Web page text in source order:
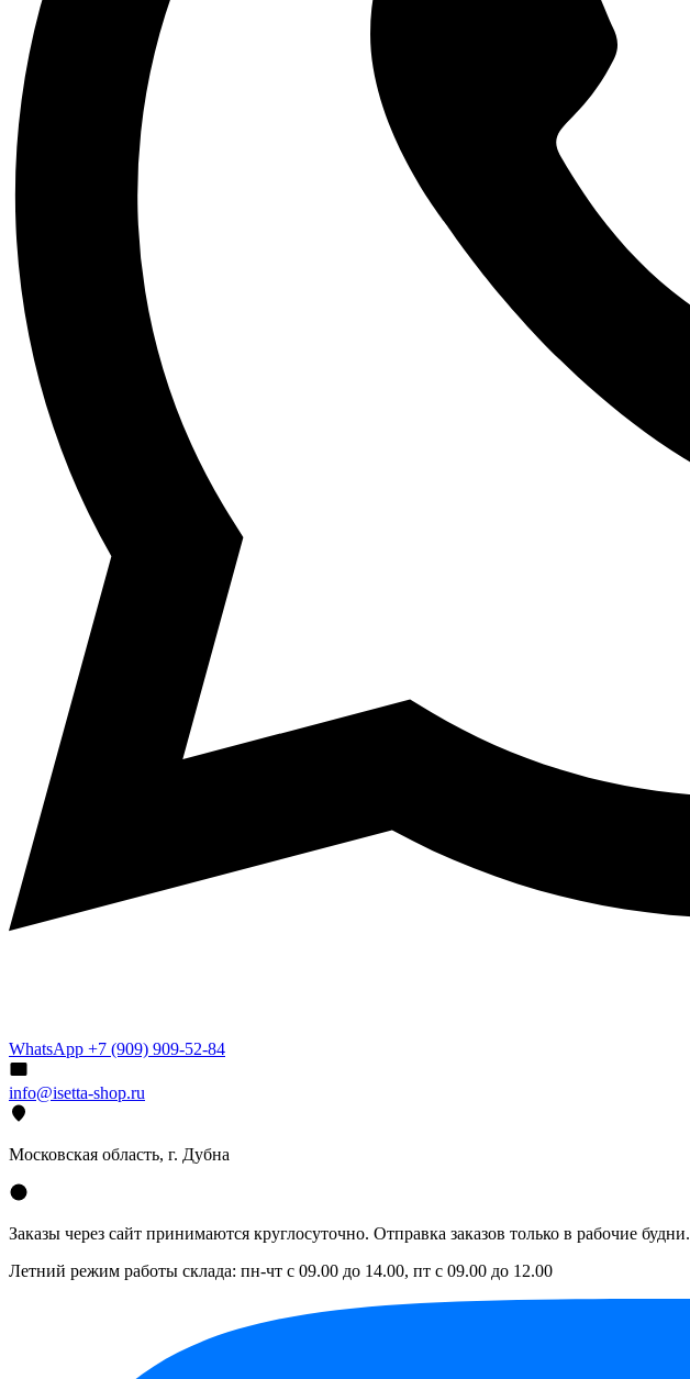
WhatsApp +7 (909) 909-52-84
info@isetta-shop.ru
Московская область, г. Дубна
Заказы через сайт принимаются круглосуточно. Отправка заказов только в рабочие будни.
Летний режим работы склада: пн-чт с 09.00 до 14.00, пт с 09.00 до 12.00